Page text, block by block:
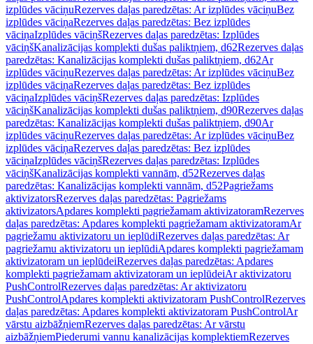
izplūdes vāciņuRezerves daļas paredzētas: Ar izplūdes vāciņuBez
izplūdes vāciņaRezerves daļas paredzētas: Bez izplūdes
vāciņaIzplūdes vāciņšRezerves daļas paredzētas: Izplūdes
vāciņšKanalizācijas komplekti dušas paliktņiem, d62Rezerves daļas
paredzētas: Kanalizācijas komplekti dušas paliktņiem, d62Ar
izplūdes vāciņuRezerves daļas paredzētas: Ar izplūdes vāciņuBez
izplūdes vāciņaRezerves daļas paredzētas: Bez izplūdes
vāciņaIzplūdes vāciņšRezerves daļas paredzētas: Izplūdes
vāciņšKanalizācijas komplekti dušas paliktņiem, d90Rezerves daļas
paredzētas: Kanalizācijas komplekti dušas paliktņiem, d90Ar
izplūdes vāciņuRezerves daļas paredzētas: Ar izplūdes vāciņuBez
izplūdes vāciņaRezerves daļas paredzētas: Bez izplūdes
vāciņaIzplūdes vāciņšRezerves daļas paredzētas: Izplūdes
vāciņšKanalizācijas komplekti vannām, d52Rezerves daļas
paredzētas: Kanalizācijas komplekti vannām, d52Pagriežams
aktivizatorsRezerves daļas paredzētas: Pagriežams
aktivizatorsApdares komplekti pagriežamam aktivizatoramRezerves
daļas paredzētas: Apdares komplekti pagriežamam aktivizatoramAr
pagriežamu aktivizatoru un ieplūdiRezerves daļas paredzētas: Ar
pagriežamu aktivizatoru un ieplūdiApdares komplekti pagriežamam
aktivizatoram un ieplūdeiRezerves daļas paredzētas: Apdares
komplekti pagriežamam aktivizatoram un ieplūdeiAr aktivizatoru
PushControlRezerves daļas paredzētas: Ar aktivizatoru
PushControlApdares komplekti aktivizatoram PushControlRezerves
daļas paredzētas: Apdares komplekti aktivizatoram PushControlAr
vārstu aizbāžņiemRezerves daļas paredzētas: Ar vārstu
aizbāžņiemPiederumi vannu kanalizācijas komplektiemRezerves